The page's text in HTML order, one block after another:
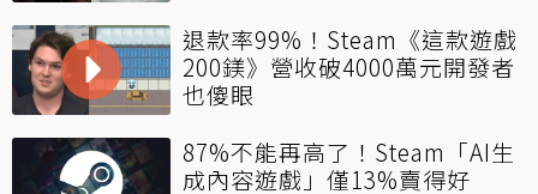
退款率99%！Steam《這款遊戲
200鎂》營收破4000萬元開發者
也傻眼
87%不能再高了！Steam「AI生
成內容遊戲」僅13%賣得好